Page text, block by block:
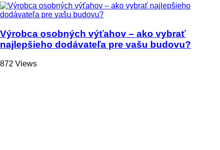
Výrobca osobných výťahov – ako vybrať
najlepšieho dodávateľa pre vašu budovu?
872 Views